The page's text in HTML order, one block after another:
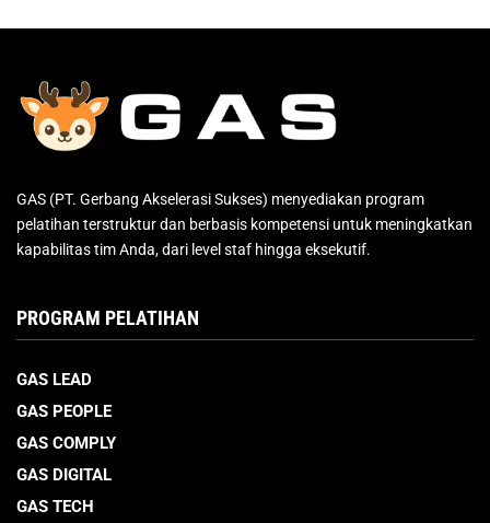
GAS (PT. Gerbang Akselerasi Sukses) menyediakan program
pelatihan terstruktur dan berbasis kompetensi untuk meningkatkan
kapabilitas tim Anda, dari level staf hingga eksekutif.
PROGRAM PELATIHAN
GAS LEAD
GAS PEOPLE
GAS COMPLY
GAS DIGITAL
GAS TECH